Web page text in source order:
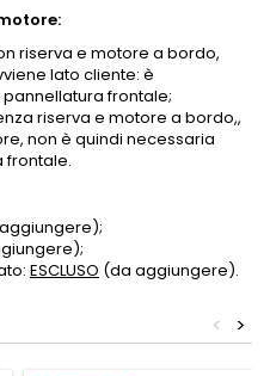
riserva e motore a bordo,
lato cliente: è
frontale;
riserva e motore a bordo,,
non è quindi necessaria
frontale.
ESCLUSO (da aggiungere).
>
<